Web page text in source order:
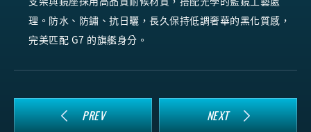
理。防水、防鏽、抗日曬，長久保持低調奢華的黑化質感，
完美匹配 G7 的旗艦身分。
PREV NEXT